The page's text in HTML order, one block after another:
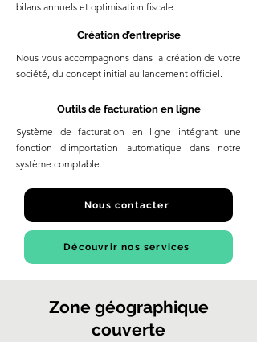
bilans annuels et optimisation fiscale.
Création d’entreprise
Nous vous accompagnons dans la création de votre
société, du concept initial au lancement officiel.
Outils de facturation en ligne
Système de facturation en ligne intégrant une
fonction d'importation automatique dans notre
système comptable.
Nous contacter
Découvrir nos services
Zone géographique
couverte